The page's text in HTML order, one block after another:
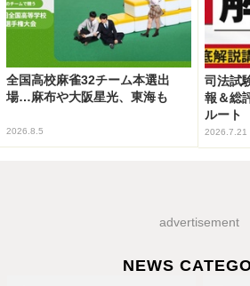
全国高校麻雀32チーム本選出
場…麻布や大阪星光、東海も
2026.8.5
司法試
報＆総
ルート
2026.7.21
advertisement
NEWS